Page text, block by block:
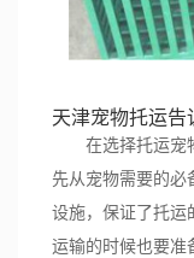
天津宠物托运
在选择托运宠
先从宠物需要的必
设施，保证了托运
运输的时候也要准